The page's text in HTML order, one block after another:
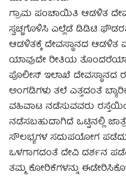
ಗ್ರಾಮ ಪಂಚಾಯಿತಿ ಆಡಳಿತ
ಸ್ವಚ್ಚಗೊಳಿಸಿ ಎಲ್ಲೆಡೆ ಡಿಡಿಟಿ
ಆಡಳಿತಕ್ಕೆ ದೇವಸ್ಥಾನದ ಆಡಳಿತ
ಯಾವುದೇ ರೀತಿಯ
ಪೊಲೀಸ್ ಇಲಾಖೆ ದೇವಸ್ಥಾನದ
ಅಂಗಡಿಗಳು ತಲೆ ಎತ್ತದಂತೆ
ವಹಿವಾಟ ನಡೆಸುವವರು
ನಡೆಸಬಹುದಾಗಿದೆ ಒಟ್ಟಿನಲ್ಲಿ
ಸೌಲಭ್ಯಗಳ ಸದುಪಯೋಗ
ಒಳಗಾಗದಂತೆ ದೇವಿ ದರ್ಶನ
ತಮ್ಮ ಕೋರಿಕೆಗಳನ್ನು